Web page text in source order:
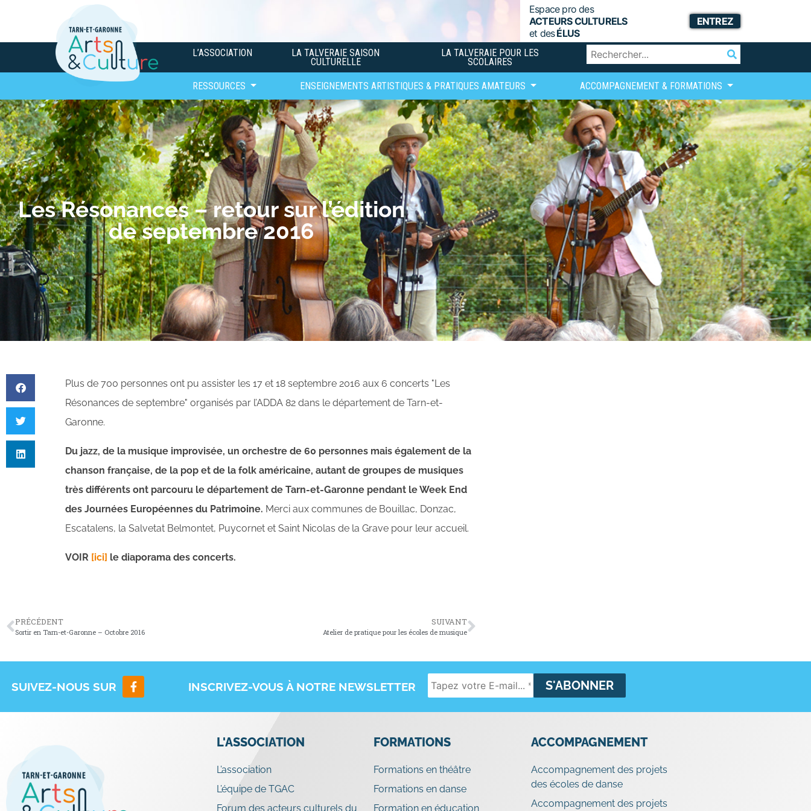
Espace pro des
ACTEURS CULTURELS
et desÉLUS
ENTREZ
L’ASSOCIATION LA TALVERAIE SAISON
CULTURELLE
LA TALVERAIE POUR LES
SCOLAIRES
RESSOURCES ENSEIGNEMENTS ARTISTIQUES & PRATIQUES AMATEURS ACCOMPAGNEMENT & FORMATIONS
Les Résonances – retour sur l’édition
de septembre 2016
Plus de 700 personnes ont pu assister les 17 et 18 septembre 2016 aux 6 concerts "Les
Résonances de septembre" organisés par l’ADDA 82 dans le département de Tarn-et-
Garonne.
Du jazz, de la musique improvisée, un orchestre de 60 personnes mais également de la
chanson française, de la pop et de la folk américaine, autant de groupes de musiques
très différents ont parcouru le département de Tarn-et-Garonne pendant le Week End
des Journées Européennes du Patrimoine. Merci aux communes de Bouillac, Donzac,
Escatalens, la Salvetat Belmontet, Puycornet et Saint Nicolas de la Grave pour leur accueil.
VOIR [ici] le diaporama des concerts.
PRÉCÉDENT
Sortir en Tarn-et-Garonne – Octobre 2016
SUIVANT
Atelier de pratique pour les écoles de musique
SUIVEZ-NOUS SUR INSCRIVEZ-VOUS À NOTRE NEWSLETTER
L'ASSOCIATION
L’association
L’équipe de TGAC
Forum des acteurs culturels du
FORMATIONS
Formations en théâtre
Formations en danse
Formation en éducation
ACCOMPAGNEMENT
Accompagnement des projets
des écoles de danse
Accompagnement des projets